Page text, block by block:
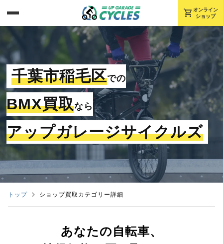
shopping_cart オンライン
ショップ
千葉市稲毛区での
BMX買取なら
アップガレージサイクルズ
トップ ショップ買取カテゴリー詳細
あなたの自転車、